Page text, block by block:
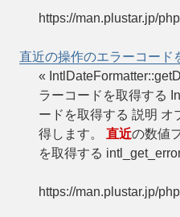
https://man.plustar.jp/
直近の操作のエラーコード
«
ラーコードを取得する
ードを取得する 説明 オ
得します。 直近の数値
を取得する
https://man.plustar.jp/